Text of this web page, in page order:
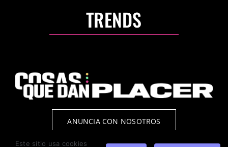
TRENDS
ANUNCIA CON NOSOTROS
Este sitio usa cookies